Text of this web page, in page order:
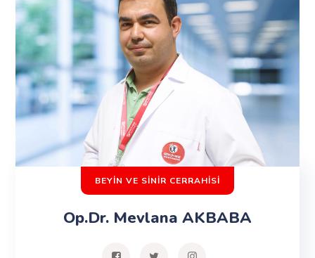
BEYİN VE SİNİR CERRAHİSİ
Op.Dr. Mevlana AKBABA